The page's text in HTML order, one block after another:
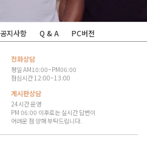
공지사항 Q & A PC버전
전화상담
평일 AM10:00~PM06:00
점심시간 12:00~13:00
게시판상담
24시간 운영
PM 06:00 이후로는 실시간 답변이
어려운 점 양해 부탁드립니다.